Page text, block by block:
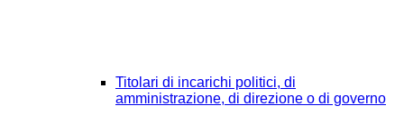
Titolari di incarichi politici, di
amministrazione, di direzione o di governo